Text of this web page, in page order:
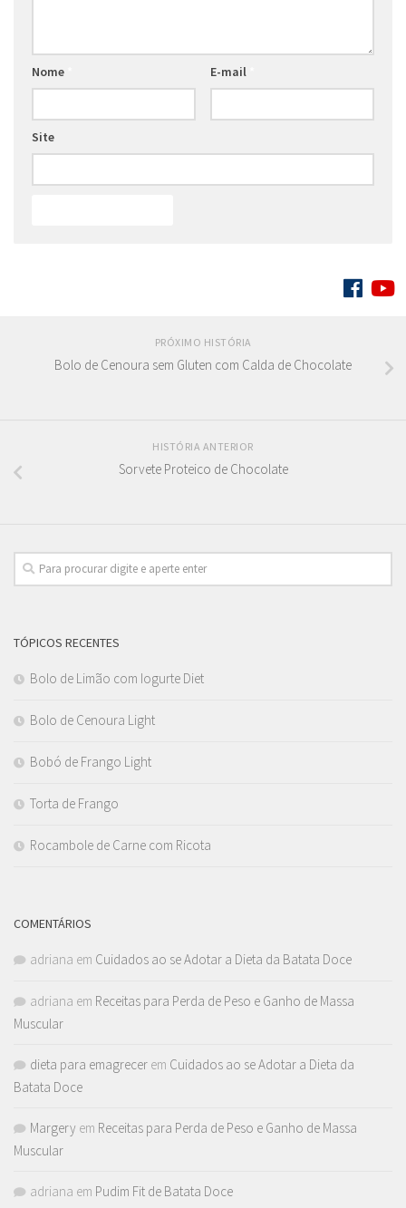
Nome E-mail
Site
PRÓXIMO HISTÓRIA
Bolo de Cenoura sem Gluten com Calda de Chocolate
HISTÓRIA ANTERIOR
Sorvete Proteico de Chocolate
TÓPICOS RECENTES
Bolo de Limão com Iogurte Diet
Bolo de Cenoura Light
Bobó de Frango Light
Torta de Frango
Rocambole de Carne com Ricota
COMENTÁRIOS
adriana em Cuidados ao se Adotar a Dieta da Batata Doce
adriana em Receitas para Perda de Peso e Ganho de Massa
Muscular
dieta para emagrecer em Cuidados ao se Adotar a Dieta da
Batata Doce
Margery em Receitas para Perda de Peso e Ganho de Massa
Muscular
adriana em Pudim Fit de Batata Doce